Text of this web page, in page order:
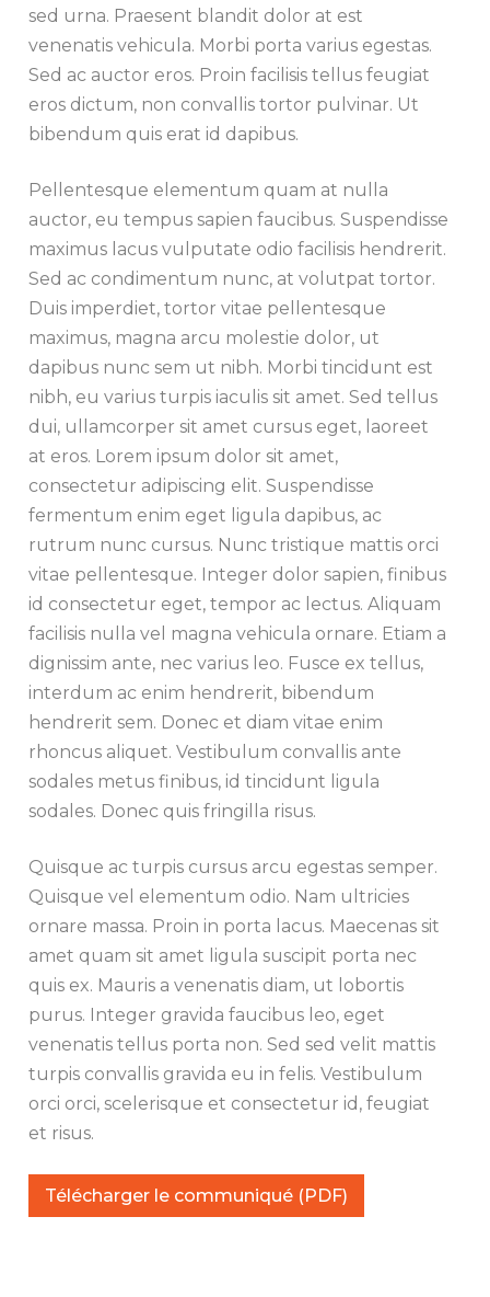
sed urna. Praesent blandit dolor at est
venenatis vehicula. Morbi porta varius egestas.
Sed ac auctor eros. Proin facilisis tellus feugiat
eros dictum, non convallis tortor pulvinar. Ut
bibendum quis erat id dapibus.
Pellentesque elementum quam at nulla
auctor, eu tempus sapien faucibus. Suspendisse
maximus lacus vulputate odio facilisis hendrerit.
Sed ac condimentum nunc, at volutpat tortor.
Duis imperdiet, tortor vitae pellentesque
maximus, magna arcu molestie dolor, ut
dapibus nunc sem ut nibh. Morbi tincidunt est
nibh, eu varius turpis iaculis sit amet. Sed tellus
dui, ullamcorper sit amet cursus eget, laoreet
at eros. Lorem ipsum dolor sit amet,
consectetur adipiscing elit. Suspendisse
fermentum enim eget ligula dapibus, ac
rutrum nunc cursus. Nunc tristique mattis orci
vitae pellentesque. Integer dolor sapien, finibus
id consectetur eget, tempor ac lectus. Aliquam
facilisis nulla vel magna vehicula ornare. Etiam a
dignissim ante, nec varius leo. Fusce ex tellus,
interdum ac enim hendrerit, bibendum
hendrerit sem. Donec et diam vitae enim
rhoncus aliquet. Vestibulum convallis ante
sodales metus finibus, id tincidunt ligula
sodales. Donec quis fringilla risus.
Quisque ac turpis cursus arcu egestas semper.
Quisque vel elementum odio. Nam ultricies
ornare massa. Proin in porta lacus. Maecenas sit
amet quam sit amet ligula suscipit porta nec
quis ex. Mauris a venenatis diam, ut lobortis
purus. Integer gravida faucibus leo, eget
venenatis tellus porta non. Sed sed velit mattis
turpis convallis gravida eu in felis. Vestibulum
orci orci, scelerisque et consectetur id, feugiat
et risus.
Télécharger le communiqué (PDF)